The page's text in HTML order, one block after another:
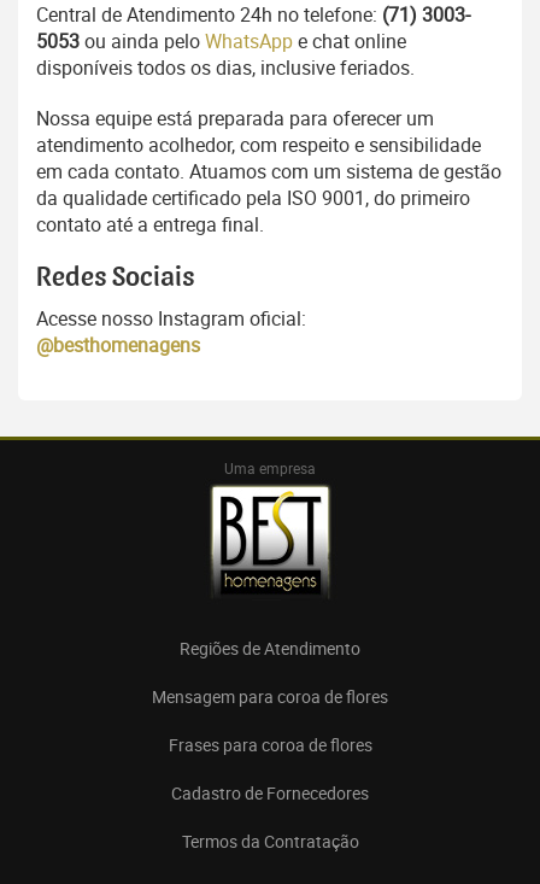
Central de Atendimento 24h no telefone: (71) 3003-
5053ou ainda peloWhatsAppe chat online
disponíveis todos os dias, inclusive feriados.
Nossa equipe está preparada para oferecer um
atendimento acolhedor, com respeito e sensibilidade
em cada contato. Atuamos com um sistema de gestão
da qualidade certificado pela ISO 9001, do primeiro
contato até a entrega final.
Redes Sociais
Acesse nosso Instagram oficial:
@besthomenagens
Uma empresa
Regiões de Atendimento
Mensagem para coroa de flores
Frases para coroa de flores
Cadastro de Fornecedores
Termos da Contratação